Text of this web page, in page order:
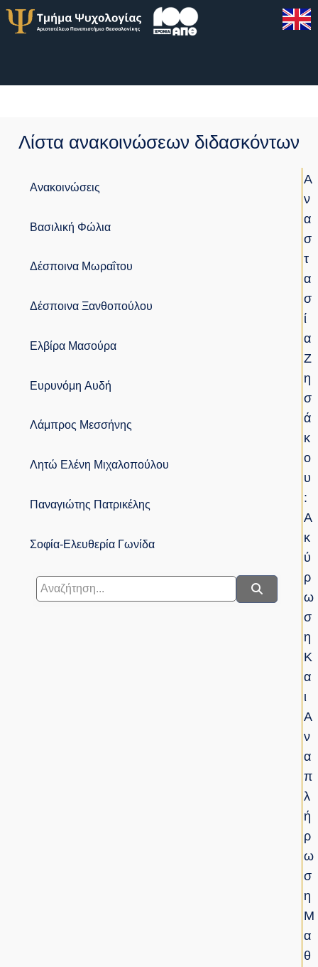
Λίστα ανακοινώσεων διδασκόντων
Ανακοινώσεις
Βασιλική Φώλια
Δέσποινα Μωραΐτου
Δέσποινα Ξανθοπούλου
Ελβίρα Μασούρα
Ευρυνόμη Αυδή
Λάμπρος Μεσσήνης
Λητώ Ελένη Μιχαλοπούλου
Παναγιώτης Πατρικέλης
Σοφία-Ελευθερία Γωνίδα
Α
Ν
Α
Σ
Τ
Α
Σ
Ί
Α
Ζ
Η
Σ
Ά
Κ
Ο
Υ
:
Α
Κ
Ύ
Ρ
Ω
Σ
Η
Κ
Α
Ι
Α
Ν
Α
Π
Λ
Ή
Ρ
Ω
Σ
Η
Μ
Α
Θ